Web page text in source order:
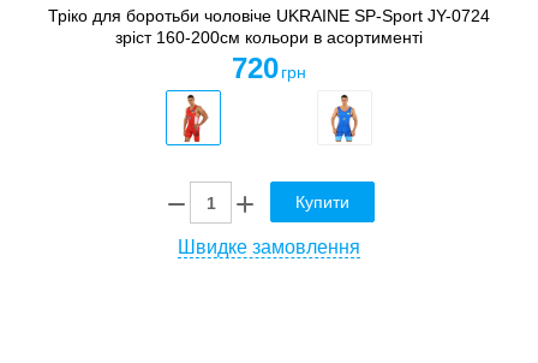
Тріко для боротьби чоловіче UKRAINE SP-Sport JY-0724
зріст 160-200см кольори в асортименті
720 грн
Купити
Швидке замовлення